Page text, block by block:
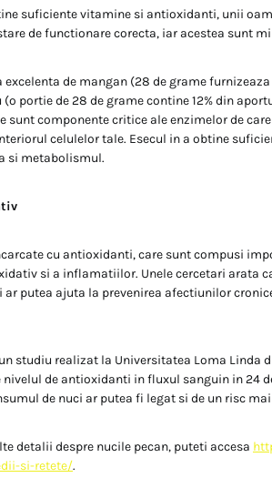
suficiente vitamine si antioxidanti, unii
de functionare corecta, iar acestea sunt
excelenta de mangan (28 de grame
portie de 28 de grame contine 12% din
sunt componente critice ale enzimelor de
celulelor tale. Esecul in a obtine
si metabolismul.
cu antioxidanti, care sunt compusi
si a inflamatiilor. Unele cercetari arata
ar putea ajuta la prevenirea afectiunilor
studiu realizat la Universitatea Loma Linda
nivelul de antioxidanti in fluxul sanguin in 24
de nuci ar putea fi legat si de un risc
detalii despre nucile pecan, puteti accesa
si-retete/.